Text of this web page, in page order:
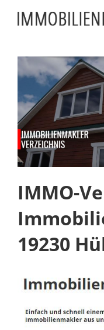
content
IMMO-
19230